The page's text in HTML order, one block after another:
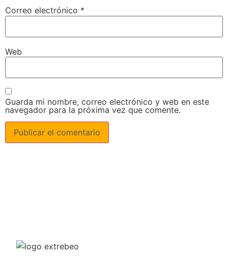
Correo electrónico *
Web
Guarda mi nombre, correo electrónico y web en este
navegador para la próxima vez que comente.